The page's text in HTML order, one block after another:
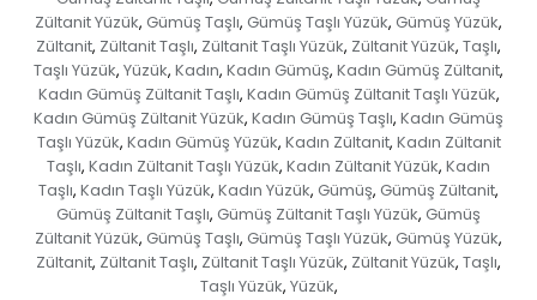
Zültanit Yüzük, Gümüş Taşlı, Gümüş Taşlı Yüzük, Gümüş Yüzük,
Zültanit, Zültanit Taşlı, Zültanit Taşlı Yüzük, Zültanit Yüzük, Taşlı,
Taşlı Yüzük, Yüzük, Kadın, Kadın Gümüş, Kadın Gümüş Zültanit,
Kadın Gümüş Zültanit Taşlı, Kadın Gümüş Zültanit Taşlı Yüzük,
Kadın Gümüş Zültanit Yüzük, Kadın Gümüş Taşlı, Kadın Gümüş
Taşlı Yüzük, Kadın Gümüş Yüzük, Kadın Zültanit, Kadın Zültanit
Taşlı, Kadın Zültanit Taşlı Yüzük, Kadın Zültanit Yüzük, Kadın
Taşlı, Kadın Taşlı Yüzük, Kadın Yüzük, Gümüş, Gümüş Zültanit,
Gümüş Zültanit Taşlı, Gümüş Zültanit Taşlı Yüzük, Gümüş
Zültanit Yüzük, Gümüş Taşlı, Gümüş Taşlı Yüzük, Gümüş Yüzük,
Zültanit, Zültanit Taşlı, Zültanit Taşlı Yüzük, Zültanit Yüzük, Taşlı,
Taşlı Yüzük, Yüzük,